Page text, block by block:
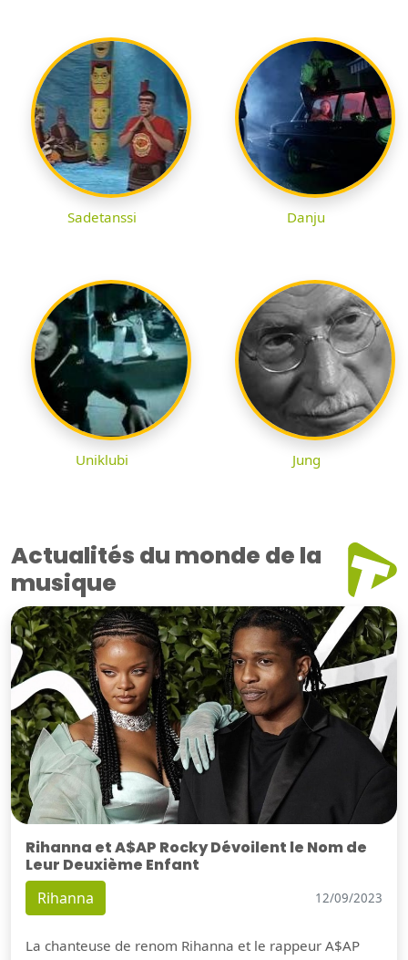
Sadetanssi Danju
Uniklubi Jung
Actualités du monde de la
musique
Rihanna et A$AP Rocky Dévoilent le Nom de
Leur Deuxième Enfant
Rihanna 12/09/2023
La chanteuse de renom Rihanna et le rappeur A$AP